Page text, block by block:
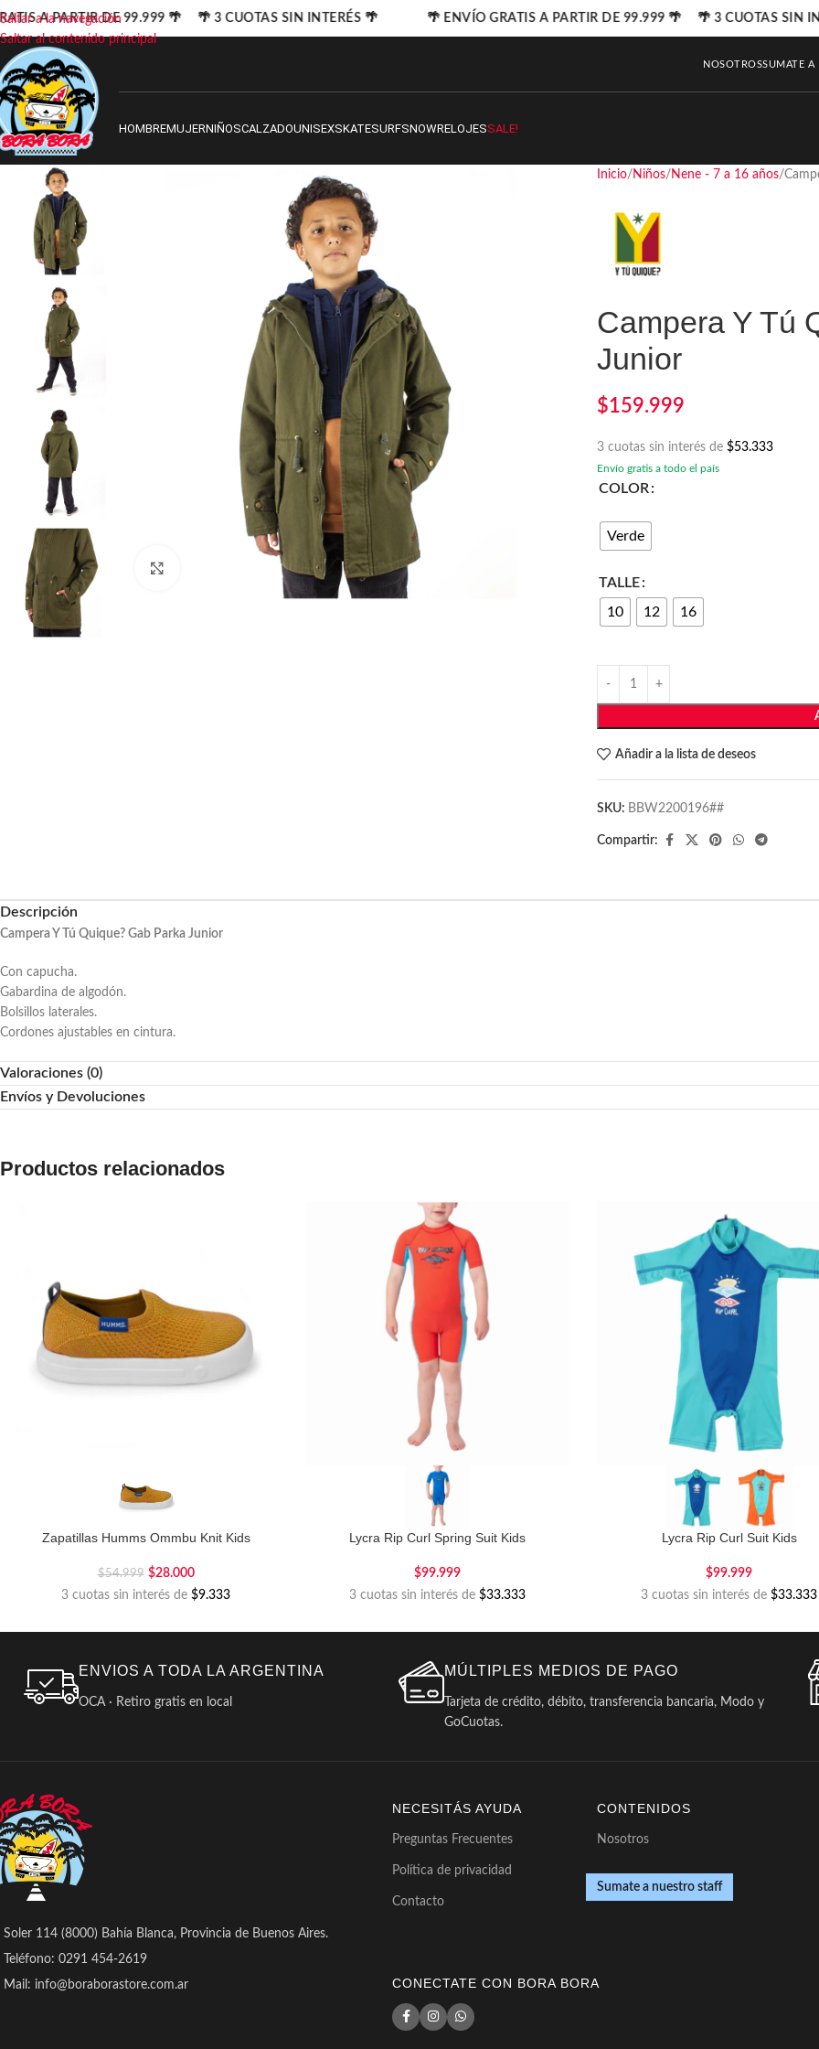
Saltar a la navegación
Saltar al contenido principal
NOSOTROSSUMATE A
HOMBREMUJERNIÑOSCALZADOUNISEXSKATESURFSNOWRELOJESSALE!
Haga clic para ampliar
Inicio Niños Nene - 7 a 16 años
Campera Y Tú
Junior
$159.999
3 cuotas sin interés de$53.333
Envío gratis a todo el país
COLOR
Verde
TALLE
10
12 16
Añadir a la lista de deseos
SKU: BBW2200196##
Compartir:
Descripción
Campera Y Tú Quique? Gab Parka Junior
Con capucha.
Gabardina de algodón.
Bolsillos laterales.
Cordones ajustables en cintura.
Valoraciones (0)
Envíos y Devoluciones
Productos relacionados
Zapatillas Humms Ommbu Knit Kids
$54.999 $28.000
3 cuotas sin interés de$9.333
Lycra Rip Curl Spring Suit Kids
$99.999
3 cuotas sin interés de$33.333
Lycra Rip Curl Suit Kids
$99.999
3 cuotas sin interés de$33.333
ENVIOS A TODA LA ARGENTINA
OCA · Retiro gratis en local
MÚLTIPLES MEDIOS DE PAGO
Tarjeta de crédito, débito, transferencia bancaria, Modo y
GoCuotas.
Soler 114 (8000) Bahía Blanca, Provincia de Buenos Aires.
Teléfono: 0291 454-2619
Mail: info@boraborastore.com.ar
NECESITÁS AYUDA
Preguntas Frecuentes
Política de privacidad
Contacto
CONTENIDOS
Nosotros
Sumate a nuestro staff
CONECTATE CON BORA BORA
A PARTIR DE 99.999 🌴 🌴 3 CUOTAS SIN INTERÉS 🌴 🌴 ENVÍO GRATIS A PARTIR DE 99.999 🌴 🌴 3 CUOTAS SIN